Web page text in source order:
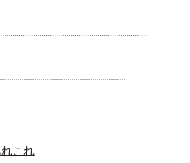
これ